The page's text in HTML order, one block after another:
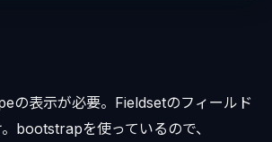
の表示が必要。Fieldsetのフィールド
bootstrapを使っているので、